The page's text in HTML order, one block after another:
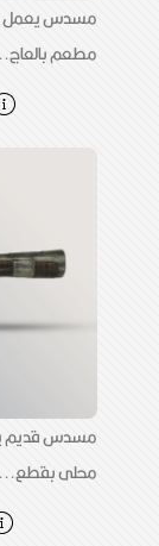
مسدس يعمل
مطعم
مسدس قديم
محلى بقطع...